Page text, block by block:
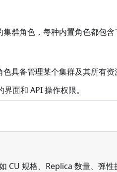
群角色，每种内置角色都包
色具备管理某个集群及其所有
面和 API 操作权限。
CU 规格、Replica 数量、弹性